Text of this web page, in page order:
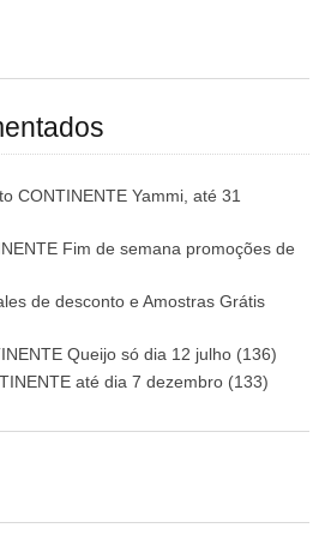
CONTINENTE Yammi, até 31
Fim de semana promoções de
de desconto e Amostras Grátis
Queijo só dia 12 julho (136)
até dia 7 dezembro (133)